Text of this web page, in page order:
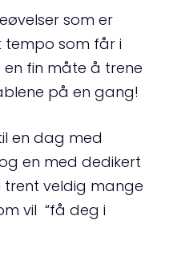
som er
tempo som får i
fin måte å trene
på en gang!
en dag med
en med dedikert
trent veldig mange
vil “få deg i